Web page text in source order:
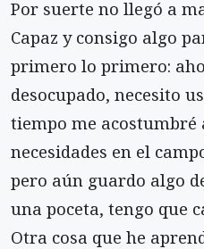
Por suerte no llegó a
Capaz y consigo algo
primero lo primero:
desocupado, necesito
tiempo me acostumbré
necesidades en el
pero aún guardo algo
una poceta, tengo que
Otra cosa que he